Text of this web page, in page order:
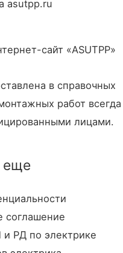
сайт «ASUTPP»
в справочных
работ всегда
лицами.
еще
соглашение
РД по электрике